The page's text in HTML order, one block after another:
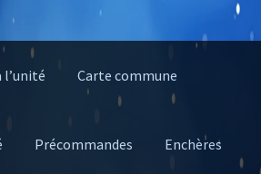
l’unité Carte commune
Précommandes Enchères